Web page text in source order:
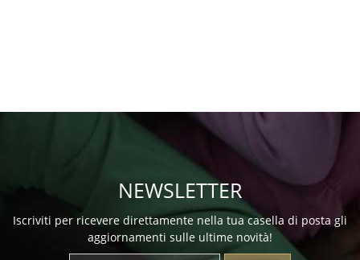
NEWSLETTER
Iscriviti per ricevere direttamente nella tua casella di posta gli
aggiornamenti sulle ultime novità!